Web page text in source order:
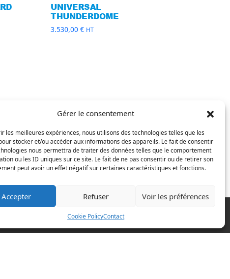
Gérer le consentement
les meilleures expériences, nous utilisons des technologies telles que les
stocker et/ou accéder aux informations des appareils. Le fait de consentir
nous permettra de traiter des données telles que le comportement
ou les ID uniques sur ce site. Le fait de ne pas consentir ou de retirer son
peut avoir un effet négatif sur certaines caractéristiques et fonctions.
Accepter Refuser Voir les préférences
Cookie PolicyContact
UNIVERSAL
THUNDERDOME
3.530,00€ HT
commentaires sont traitées.